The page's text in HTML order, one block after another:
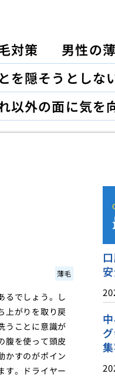
対策
男性の
を隠そうとしな
以外の面に気を
薄毛
るでしょう。し
上がりを取り戻
うことに意識が
腹を使って頭皮
かすのがポイン
す。ドライヤー